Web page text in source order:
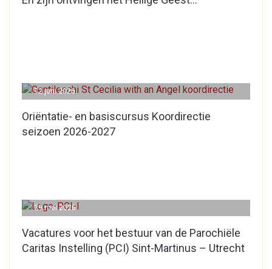
Oriëntatie- en basiscursus Koordirectie
seizoen 2026-2027
12 juni 2026
Vacatures voor het bestuur van de Parochiële
Caritas Instelling (PCI) Sint-Martinus – Utrecht
29 mei 2026